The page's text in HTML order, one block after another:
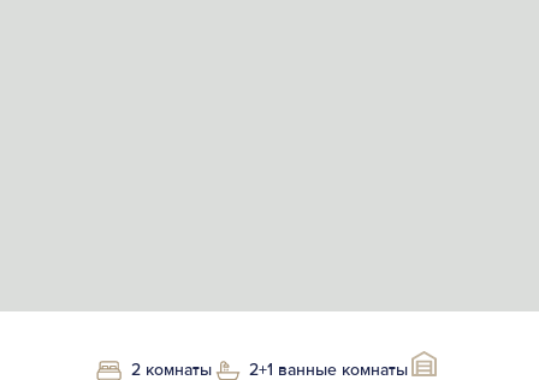
2 комнаты
2+1 ванные комнаты